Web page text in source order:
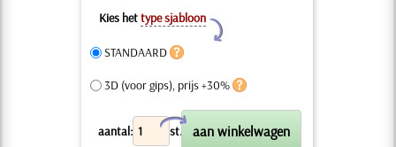
Kies hettype sjabloon
Y
STANDAARD
3D (voor gips), prijs +30%
aantal: st.
X